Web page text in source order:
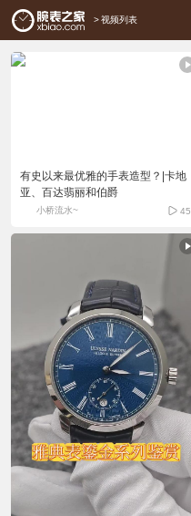
> 视频列表
有史以来最优雅的手表造型？|卡地
亚、百达翡丽和伯爵
小桥流水~ 45